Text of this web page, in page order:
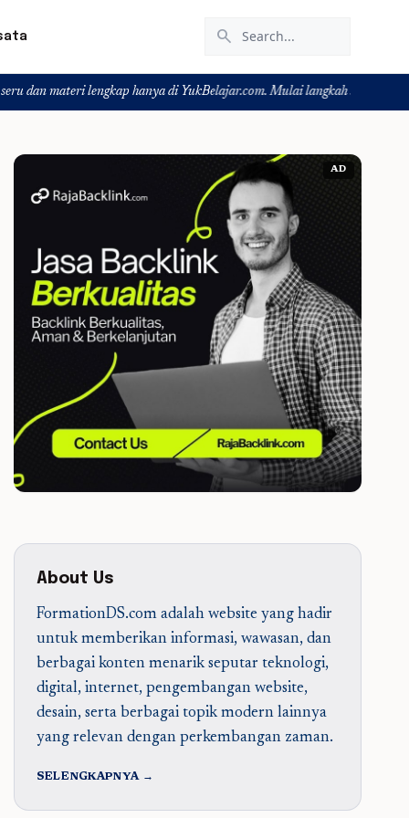
search
hanya di YukBelajar.com. Mulai langkah suksesmu hari ini! • Mau
AD
About Us
FormationDS.com adalah website yang hadir
untuk memberikan informasi, wawasan, dan
berbagai konten menarik seputar teknologi,
digital, internet, pengembangan website,
desain, serta berbagai topik modern lainnya
yang relevan dengan perkembangan zaman.
SELENGKAPNYA →